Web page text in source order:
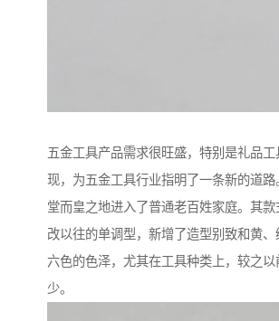
五金工具产品需求很旺盛，特别是礼品工
现，为五金工具行业指明了一条新的道
堂而皇之地进入了普通老百姓家庭。其
改以往的单调型，新增了造型别致和黄、
六色的色泽，尤其在工具种类上，较之
少。